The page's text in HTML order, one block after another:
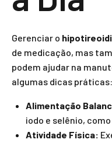
Gerenciar o
de medicação, mas
podem ajudar na
algumas dicas práticas:
Alimentação
iodo e selênio,
Atividade Física: